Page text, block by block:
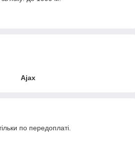
Ajax
по передоплаті.